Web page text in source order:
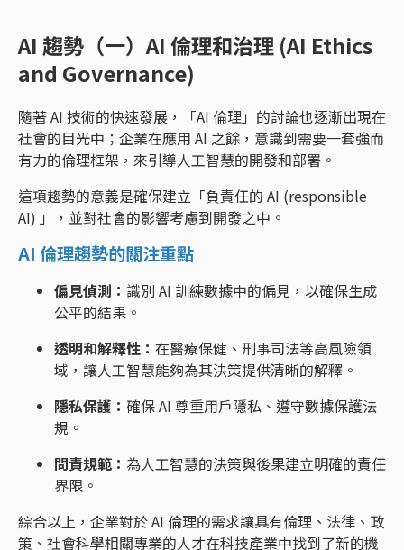
AI 趨勢（一）AI 倫理和治理 (AI Ethics
and Governance)
隨著 AI 技術的快速發展，「AI 倫理」的討論也逐漸出現在
社會的目光中；企業在應用 AI 之餘，意識到需要一套強而
有力的倫理框架，來引導人工智慧的開發和部署。
這項趨勢的意義是確保建立「負責任的 AI (responsible
AI) 」，並對社會的影響考慮到開發之中。
AI 倫理趨勢的關注重點
偏見偵測： 識別 AI 訓練數據中的偏見，以確保生成
公平的結果。
透明和解釋性： 在醫療保健、刑事司法等高風險領
域，讓人工智慧能夠為其決策提供清晰的解釋。
隱私保護： 確保 AI 尊重用戶隱私、遵守數據保護法
規。
問責規範： 為人工智慧的決策與後果建立明確的責任
界限。
綜合以上，企業對於 AI 倫理的需求讓具有倫理、法律、政
策、社會科學相關專業的人才在科技產業中找到了新的機